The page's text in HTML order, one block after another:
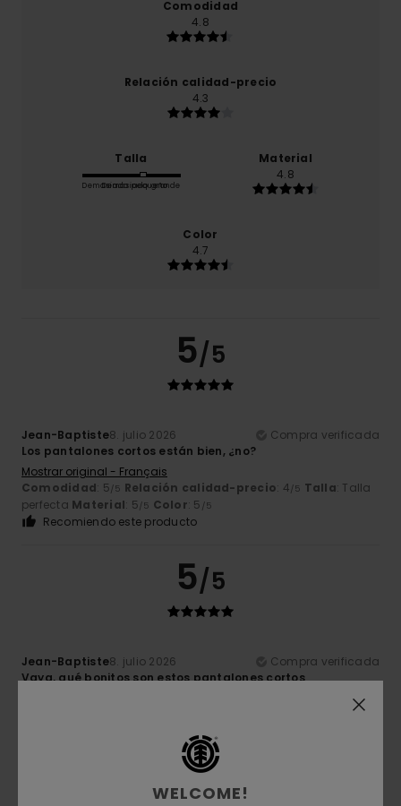
Comodidad
4.8
Relación calidad-precio
4.3
Talla
Demasiado pequeño
Demasiado grande
Material
4.8
Color
4.7
5/5
Jean-Baptiste8. julio 2026
Compra verificada
Los pantalones cortos están bien, ¿no?
Mostrar original - Français
Comodidad: 5/5 Relación calidad-precio: 4/5 Talla: Talla
perfecta Material: 5/5 Color: 5 /5
Recomiendo este producto
5/5
Jean-Baptiste8. julio 2026
Compra verificada
Vaya, qué bonitos son estos pantalones cortos
: Talla
: 5
Recomiendo este producto
WELCOME!